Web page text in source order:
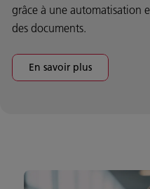
grâce à une automatisation
des documents.
En savoir plus